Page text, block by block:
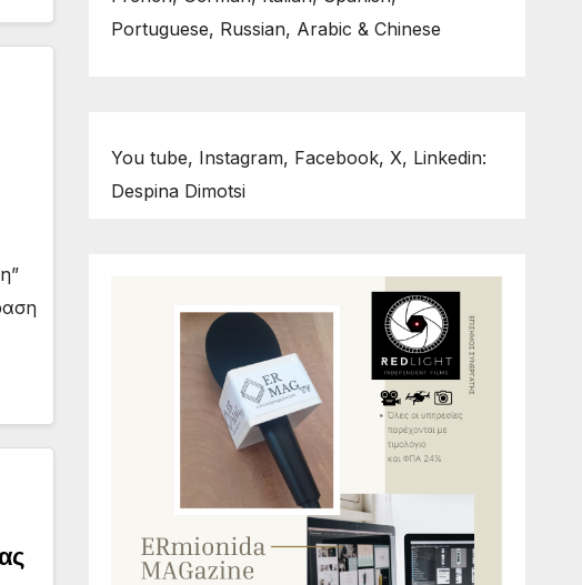
Portuguese, Russian, Arabic & Chinese
You tube, Instagram, Facebook, X, Linkedin:
Despina Dimotsi